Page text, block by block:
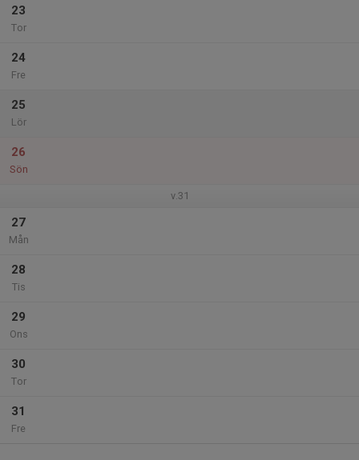
23
Tor
24
Fre
25
Lör
26
Sön
v.31
27
Mån
28
Tis
29
Ons
30
Tor
31
Fre